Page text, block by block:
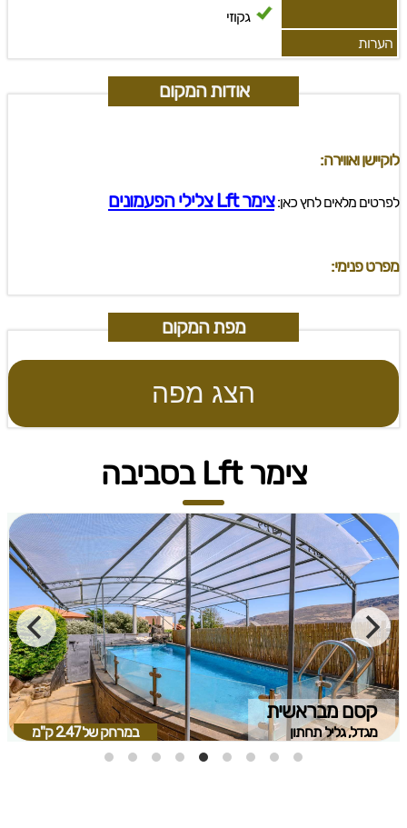
גקוזי
הערות
אודות המקום
לוקיישן ואווירה:
לפרטים מלאים לחץ כאן:צימר Lft צלילי הפעמונים
מפרט פנימי:
מפת המקום
הצג מפה
צימר Lft בסביבה
קסם מבראשית
מגדל, גליל תחתון במרחק של2.47 ק"מ